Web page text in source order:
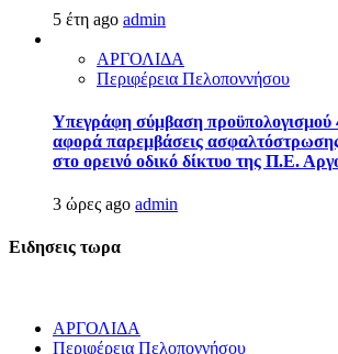
5 έτη ago admin
ΑΡΓΟΛΙΔΑ
Περιφέρεια Πελοποννήσου
Υπεγράφη σύμβαση προϋπολογισμού
αφορά παρεμβάσεις
στο ορεινό οδικό δίκτυο της Π.Ε.
3 ώρες ago admin
Ειδησεις τωρα
ΑΡΓΟΛΙΔΑ
Περιφέρεια Πελοποννήσου